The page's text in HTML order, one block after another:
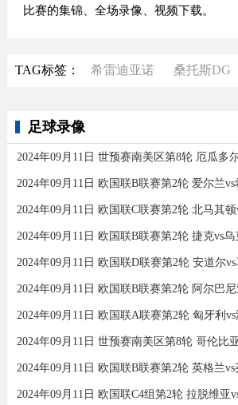
比赛的集锦、全场录像、视频下载。
TAG标签： 希雷迪亚诺 桑托斯DG
足球录像
2024年09月11日 世预赛南美区第8轮 厄瓜多
2024年09月11日 欧国联B联赛第2轮 爱尔兰
2024年09月11日 欧国联B联赛第2轮 捷克vs
2024年09月11日 欧国联D联赛第2轮 安道尔
2024年09月11日 欧国联A联赛第2轮 匈牙利
2024年09月11日 世预赛南美区第8轮 哥伦比
2024年09月11日 欧国联B联赛第2轮 英格兰
2024年09月11日 欧国联C4组第2轮 拉脱维亚